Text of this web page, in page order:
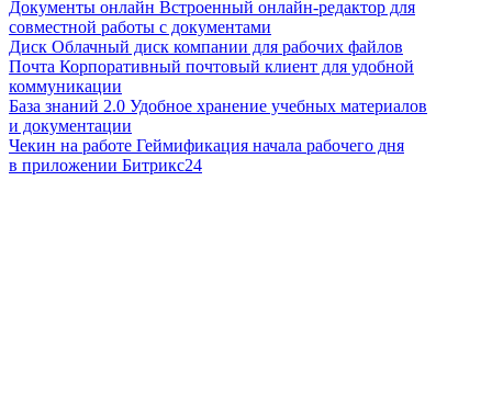
Документы онлайн Встроенный онлайн-редактор для
совместной работы с документами
Диск Облачный диск компании для рабочих файлов
Почта Корпоративный почтовый клиент для удобной
коммуникации
База знаний 2.0 Удобное хранение учебных материалов
и документации
Чекин на работе Геймификация начала рабочего дня
в приложении Битрикс24